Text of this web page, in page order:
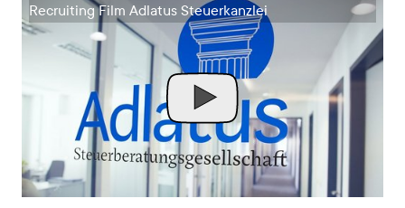
Recruiting Film Adlatus Steuerkanzlei